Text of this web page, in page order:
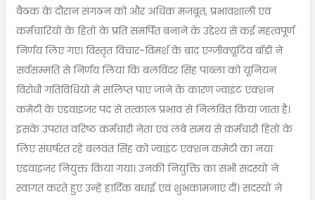
बैठक के दौरान संगठन को और अधिक मजबूत, प्रभावशाली एवं
कर्मचारियों के हितों के प्रति समर्पित बनाने के उद्देश्य से कई महत्वपूर्ण
निर्णय लिए गए। विस्तृत विचार-विमर्श के बाद एग्जीक्यूटिव बॉडी ने
सर्वसम्मति से निर्णय लिया कि बलविंदर सिंह पाब्ला को यूनियन
विरोधी गतिविधियों में संलिप्त पाए जाने के कारण ज्वाइंट एक्शन
कमेटी के एडवाइजर पद से तत्काल प्रभाव से निलंबित किया जाता है।
इसके उपरांत वरिष्ठ कर्मचारी नेता एवं लंबे समय से कर्मचारी हितों के
लिए संघर्षरत रहे बलवंत सिंह को ज्वाइंट एक्शन कमेटी का नया
एडवाइजर नियुक्त किया गया। उनकी नियुक्ति का सभी सदस्यों ने
स्वागत करते हुए उन्हें हार्दिक बधाई एवं शुभकामनाएं दीं। सदस्यों ने